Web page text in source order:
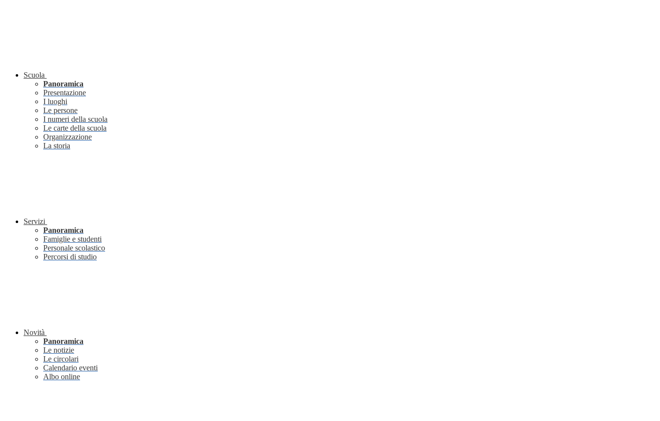
Scuola
Panoramica
Presentazione
I luoghi
Le persone
I numeri della scuola
Le carte della scuola
Organizzazione
La storia
Servizi
Panoramica
Famiglie e studenti
Personale scolastico
Percorsi di studio
Novità
Panoramica
Le notizie
Le circolari
Calendario eventi
Albo online